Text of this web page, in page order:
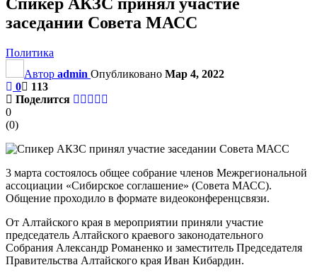
заседании Совета МАСС
Политика
Автор admin Опубликовано Мар 4, 2022
0
113
Поделится
0
(0)
3 марта состоялось общее собрание членов Межрегиональной
ассоциации «Сибирское соглашение» (Совета МАСС).
Общение проходило в формате видеоконференцсвязи.
От Алтайского края в мероприятии приняли участие
председатель Алтайского краевого законодательного
Собрания Александр Романенко и заместитель Председателя
Правительства Алтайского края Иван Кибардин.